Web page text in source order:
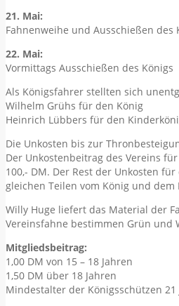
21. Mai:
Fahnenweihe und Ausschießen des
22. Mai:
Vormittags Ausschießen des Königs
Als Königsfahrer stellten sich
Wilhelm Grühs für den König
Heinrich Lübbers für den
Die Unkosten bis zur
Der Unkostenbeitrag des Vereins
100,- DM. Der Rest der Unkosten
gleichen Teilen vom König und
Willy Huge liefert das Material der
Vereinsfahne bestimmen Grün und
Mitgliedsbeitrag:
1,00 DM von 15 – 18 Jahren
1,50 DM über 18 Jahren
Mindestalter der Königsschützen 21